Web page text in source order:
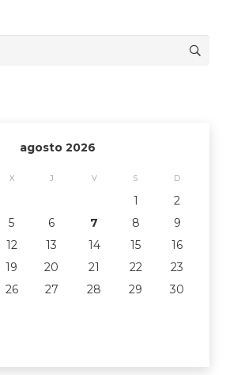
agosto 2026
X J V S D
1
2
5 6 7 8
9
12 13 14 15
16
19 20 21 22
23
26 27 28 29
30